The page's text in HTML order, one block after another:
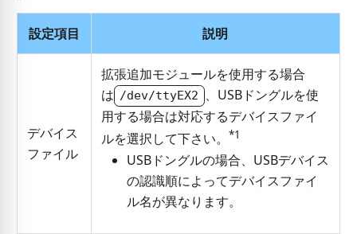
設定項目 説明
デバイス
ファイル
拡張追加モジュールを使用する場合
は /dev/ttyEX2 、USBドングルを使
用する場合は対応するデバイスファイ
ルを選択して下さい。
*1
USBドングルの場合、USBデバイス
の認識順によってデバイスファイ
ル名が異なります。